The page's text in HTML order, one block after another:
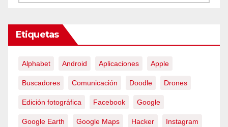
Etiquetas
Alphabet Android Aplicaciones Apple
Buscadores Comunicación Doodle Drones
Edición fotográfica Facebook Google
Google Earth Google Maps Hacker Instagram